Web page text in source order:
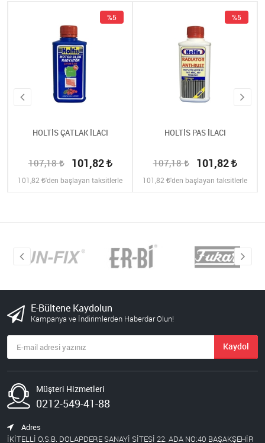
HOLTİS ÇATLAK İLACI
107,18 101,82
%5
101,82 'den başlayan taksitlerle
HOLTİS PAS İLACI
107,18 101,82
%5
101,82 'den başlayan taksitlerle
E-Bültene Kaydolun
Kampanya ve İndirimlerden Haberdar Olun!
Kaydol
Müşteri Hizmetleri
0212-549-41-88
Adres
İKİTELLİ O.S.B. DOLAPDERE SANAYİ SİTESİ 22. ADA NO:40 BAŞAKŞEHİR